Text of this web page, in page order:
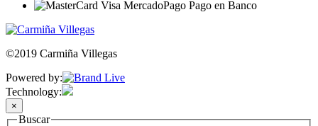
©2019 Carmiña Villegas
Powered by:
Technology:
×
Buscar